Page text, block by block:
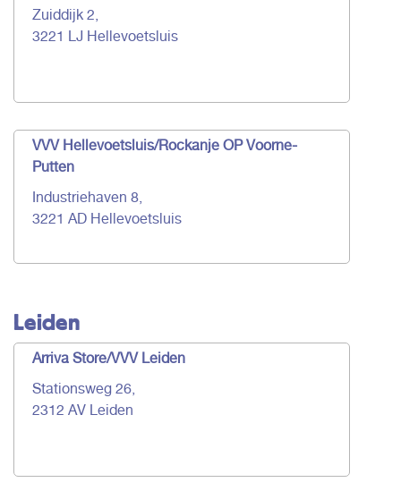
Zuiddijk 2,
3221 LJ Hellevoetsluis
VVV Hellevoetsluis/Rockanje OP Voorne-
Putten
Industriehaven 8,
3221 AD Hellevoetsluis
Leiden
Arriva Store/VVV Leiden
Stationsweg 26,
2312 AV Leiden